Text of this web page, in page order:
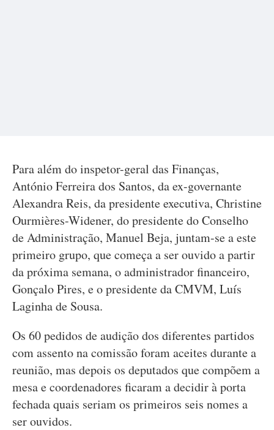
Para além do inspetor-geral das Finanças,
António Ferreira dos Santos, da ex-governante
Alexandra Reis, da presidente executiva, Christine
Ourmières-Widener, do presidente do Conselho
de Administração, Manuel Beja, juntam-se a este
primeiro grupo, que começa a ser ouvido a partir
da próxima semana, o administrador financeiro,
Gonçalo Pires, e o presidente da CMVM, Luís
Laginha de Sousa.
Os 60 pedidos de audição dos diferentes partidos
com assento na comissão foram aceites durante a
reunião, mas depois os deputados que compõem a
mesa e coordenadores ficaram a decidir à porta
fechada quais seriam os primeiros seis nomes a
ser ouvidos.